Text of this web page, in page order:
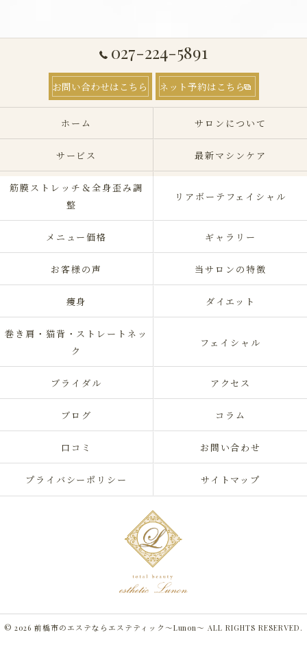
027-224-5891
お問い合わせはこちら ネット予約はこちら
ホーム サロンについて
サービス 最新マシンケア
筋膜ストレッチ＆全身歪み調
整
リアボーテフェイシャル
メニュー価格 ギャラリー
お客様の声 当サロンの特徴
痩身 ダイエット
巻き肩・猫背・ストレートネッ
ク
フェイシャル
ブライダル アクセス
ブログ コラム
口コミ お問い合わせ
プライバシーポリシー サイトマップ
© 2026 前橋市のエステならエステティック～Lunon～ ALL RIGHTS RESERVED.